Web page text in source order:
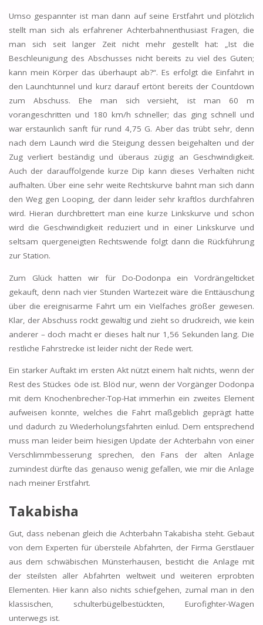
Umso gespannter ist man dann auf seine Erstfahrt und plötzlich
stellt man sich als erfahrener Achterbahnenthusiast Fragen, die
man sich seit langer Zeit nicht mehr gestellt hat: „Ist die
Beschleunigung des Abschusses nicht bereits zu viel des Guten;
kann mein Körper das überhaupt ab?“. Es erfolgt die Einfahrt in
den Launchtunnel und kurz darauf ertönt bereits der Countdown
zum Abschuss. Ehe man sich versieht, ist man 60 m
vorangeschritten und 180 km/h schneller; das ging schnell und
war erstaunlich sanft für rund 4,75 G. Aber das trübt sehr, denn
nach dem Launch wird die Steigung dessen beigehalten und der
Zug verliert beständig und überaus zügig an Geschwindigkeit.
Auch der darauffolgende kurze Dip kann dieses Verhalten nicht
aufhalten. Über eine sehr weite Rechtskurve bahnt man sich dann
den Weg gen Looping, der dann leider sehr kraftlos durchfahren
wird. Hieran durchbrettert man eine kurze Linkskurve und schon
wird die Geschwindigkeit reduziert und in einer Linkskurve und
seltsam quergeneigten Rechtswende folgt dann die Rückführung
zur Station.
Zum Glück hatten wir für Do-Dodonpa ein Vordrängelticket
gekauft, denn nach vier Stunden Wartezeit wäre die Enttäuschung
über die ereignisarme Fahrt um ein Vielfaches größer gewesen.
Klar, der Abschuss rockt gewaltig und zieht so druckreich, wie kein
anderer – doch macht er dieses halt nur 1,56 Sekunden lang. Die
restliche Fahrstrecke ist leider nicht der Rede wert.
Ein starker Auftakt im ersten Akt nützt einem halt nichts, wenn der
Rest des Stückes öde ist. Blöd nur, wenn der Vorgänger Dodonpa
mit dem Knochenbrecher-Top-Hat immerhin ein zweites Element
aufweisen konnte, welches die Fahrt maßgeblich geprägt hatte
und dadurch zu Wiederholungsfahrten einlud. Dem entsprechend
muss man leider beim hiesigen Update der Achterbahn von einer
Verschlimmbesserung sprechen, den Fans der alten Anlage
zumindest dürfte das genauso wenig gefallen, wie mir die Anlage
nach meiner Erstfahrt.
Takabisha
Gut, dass nebenan gleich die Achterbahn Takabisha steht. Gebaut
von dem Experten für übersteile Abfahrten, der Firma Gerstlauer
aus dem schwäbischen Münsterhausen, besticht die Anlage mit
der steilsten aller Abfahrten weltweit und weiteren erprobten
Elementen. Hier kann also nichts schiefgehen, zumal man in den
klassischen, schulterbügelbestückten, Eurofighter-Wagen
unterwegs ist.